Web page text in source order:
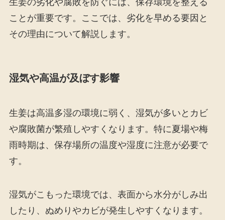
ことが重要です。ここでは、劣化を早める要因と
その理由について解説します。
湿気や高温が及ぼす影響
生姜は高温多湿の環境に弱く、湿気が多いとカビ
や腐敗菌が繁殖しやすくなります。特に夏場や梅
雨時期は、保存場所の温度や湿度に注意が必要で
す。
湿気がこもった環境では、表面から水分がしみ出
したり、ぬめりやカビが発生しやすくなります。